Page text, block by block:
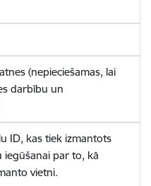
(nepieciešamas, lai
darbību un
ID, kas tiek izmantots
iegūšanai par to, kā
vietni.